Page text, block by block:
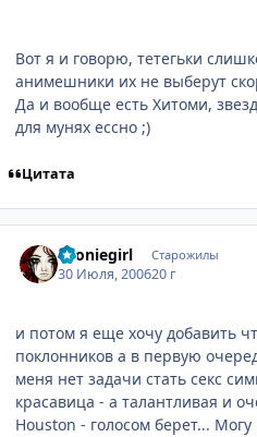
Вот я и говорю, тетегьки
анимешники их не выберут
Да и вообще есть Хитоми,
для мунях ессно ;)
Цитата
Tooniegirl Старожилы
30 Июля, 200620 г
и потом я еще хочу добавить
поклонников а в первую
меня нет задачи стать секс
красавица - а талантливая и
Houston - голосом берет...